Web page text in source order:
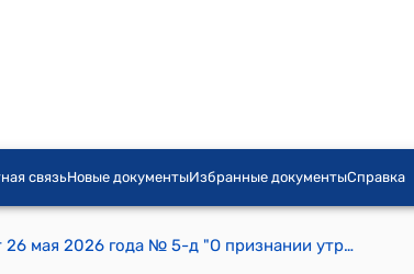
связьНовые документыИзбранные документыСправка
Приказ Министерство юстиции КР от 26 мая 2026 года № 5-д "О признании утратившим силу приказа Министерства юстиции Кыргызской Республики «Об утверждении описания вещевого имущества, знаков различия по специальным званиям сотрудников уголовно-исполнительной системы Кыргызской Республики и порядка ношения форменной одежды» от 30 марта 2023 года № 1"